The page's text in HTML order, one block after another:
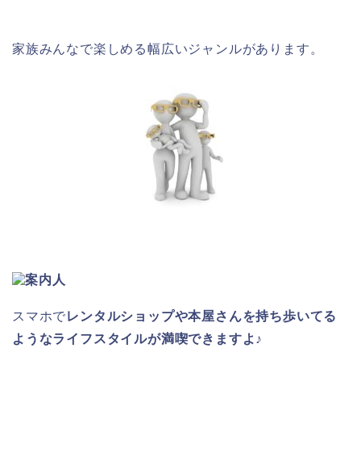
家族みんなで楽しめる幅広いジャンルがあります。
スマホでレンタルショップや本屋さんを持ち歩いてる
ようなライフスタイルが満喫できますよ♪